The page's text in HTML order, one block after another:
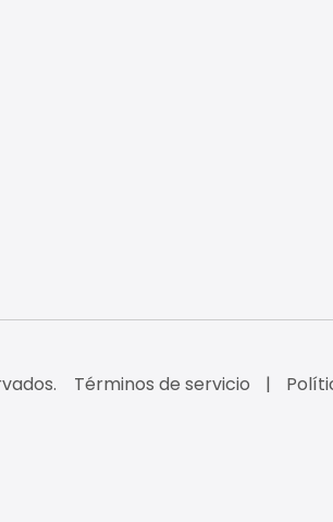
Términos de servicio